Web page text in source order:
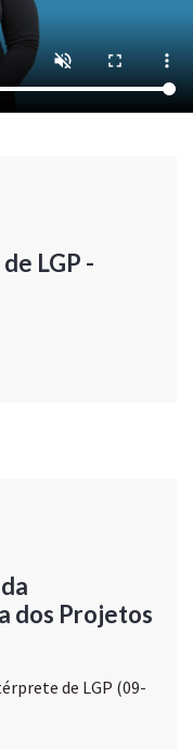
LGP -
dos Projetos
de LGP (09-